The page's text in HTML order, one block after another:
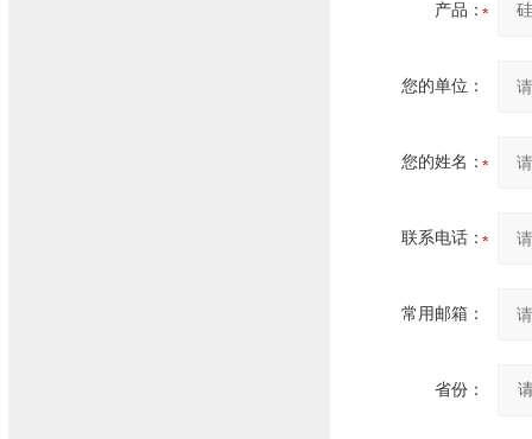
产品：
您的单位：
您的姓名：
联系电话：
常用邮箱：
省份：